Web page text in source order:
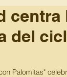
centra
del
Palomitas"